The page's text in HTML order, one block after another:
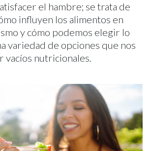
el hambre; se trata de
influyen los alimentos en
y cómo podemos elegir lo
variedad de opciones que nos
vacíos nutricionales.